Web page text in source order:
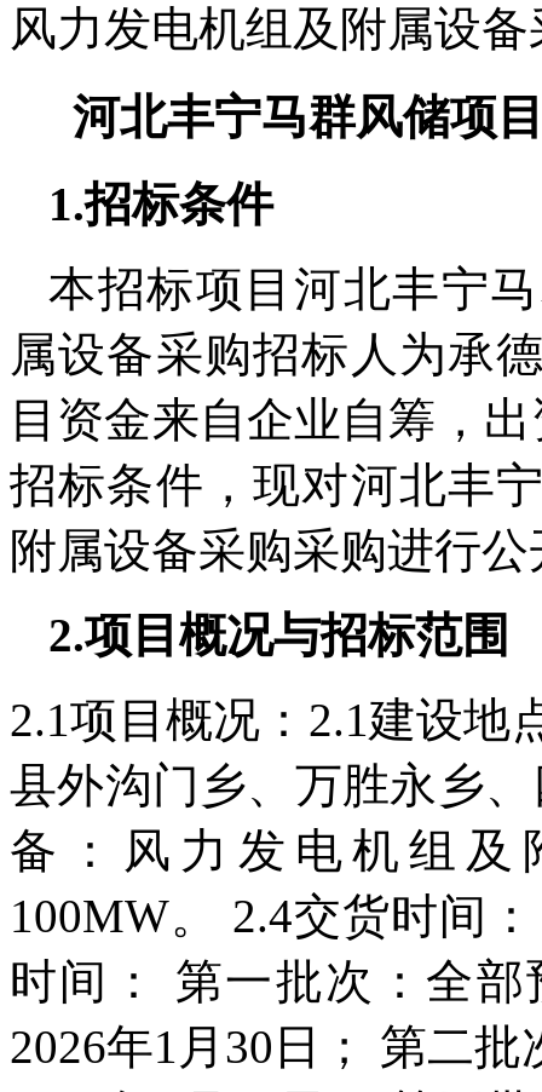
风力发电机组及附属设
河北丰宁马群风储项
1.招标条件
本招标项目河北丰宁
属设备采购招标人为承
目资金来自企业自筹，
招标条件，现对河北丰
附属设备采购采购进行
2.项目概况与招标范围
2.1项目概况：2.1建设地
县外沟门乡、万胜永乡
备：风力发电机组及
100MW。 2.4交货时间
时间： 第一批次：全
2026年1月30日； 第二